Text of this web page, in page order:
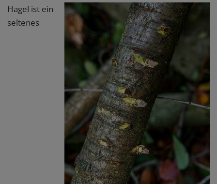
Hagel ist ein
seltenes